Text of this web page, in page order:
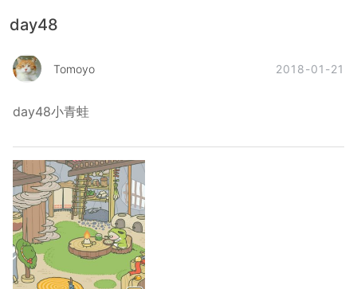
day48
Tomoyo 2018-01-21
day48小青蛙